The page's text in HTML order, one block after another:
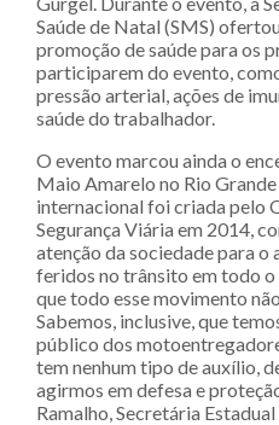
Saúde de Natal (SMS)
promoção de saúde para os
participarem do evento,
pressão arterial, ações de
saúde do trabalhador.
O evento marcou ainda o
Maio Amarelo no Rio
internacional foi criada pelo
Segurança Viária em 2014,
atenção da sociedade para
feridos no trânsito em todo o
que todo esse movimento
Sabemos, inclusive, que
público dos
tem nenhum tipo de auxílio,
agirmos em defesa e
Ramalho, Secretária